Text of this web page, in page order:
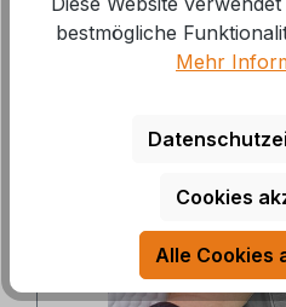
Zubehör
bestmögliche
Mehr
Cookies
Alle Cookies